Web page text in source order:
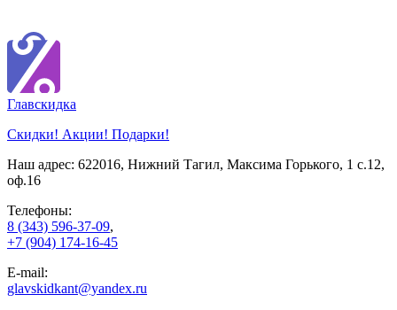
Главскидка
Скидки! Акции! Подарки!
Наш адрес: 622016, Нижний Тагил, Максима Горького, 1 c.12,
оф.16
Телефоны:
8 (343) 596-37-09,
+7 (904) 174-16-45
E-mail:
glavskidkant@yandex.ru